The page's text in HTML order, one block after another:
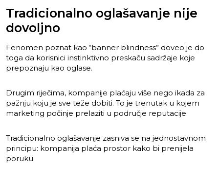
Tradicionalno oglašavanje nije
dovoljno
Fenomen poznat kao “banner blindness” doveo je do
toga da korisnici instinktivno preskaču sadržaje koje
prepoznaju kao oglase.
Drugim riječima, kompanije plaćaju više nego ikada za
pažnju koju je sve teže dobiti. To je trenutak u kojem
marketing počinje prelaziti u područje reputacije.
Tradicionalno oglašavanje zasniva se na jednostavnom
principu: kompanija plaća prostor kako bi prenijela
poruku.